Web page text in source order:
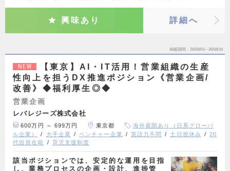
興味あり 詳細へ
掲載期間 26/08/03～26/08/16
NEW
【東京】AI・IT活用！営業組織の生産
性向上を担うDX推進ポジション《営業企画/
改善》◆福利厚生◎◆
営業企画
レバレジーズ株式会社
600万円 ～ 699万円 東京都
海外展開あり（日系グローバ
ル企業）
大手企業 ベンチャー企業 英語力不問 土日祝休み
20
代役員在籍
育児支援制度
該当ポジションでは、安定的な運用を目指
し、業務プロセスの企画・設計、進捗管